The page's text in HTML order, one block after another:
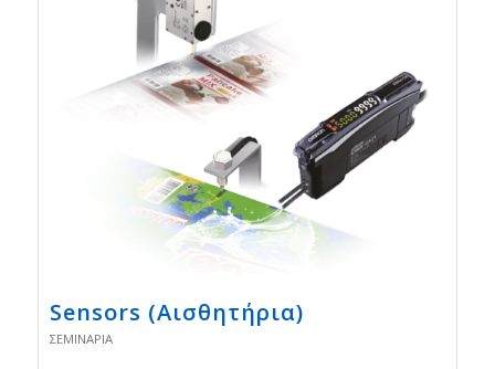
Sensors (Αισθητήρια)
ΣΕΜΙΝΆΡΙΑ